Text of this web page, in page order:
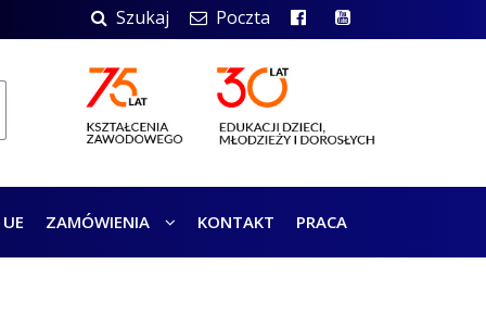
Szukaj Poczta
ZAMÓWIENIA KONTAKT PRACA